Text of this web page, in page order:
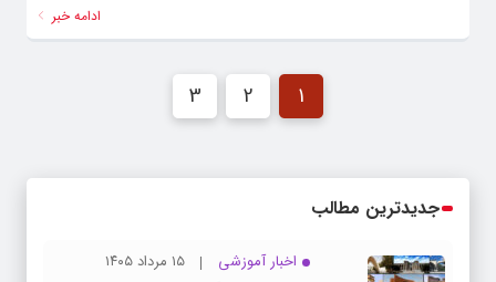
ادامه خبر
1
2
3
جدیدترین مطالب
اخبار آموزشی
۱۵ مرداد ۱۴۰۵